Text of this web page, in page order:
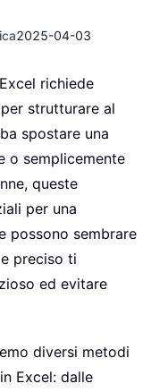
2025-04-03
richiede
strutturare al
spostare una
o semplicemente
queste
per una
possono sembrare
preciso ti
ed evitare
diversi metodi
Excel: dalle